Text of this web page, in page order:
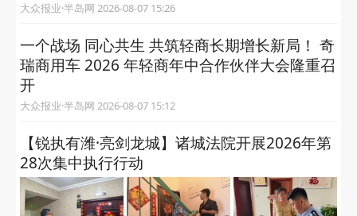
大众报业·半岛网 2026-08-07 15:26
一个战场 同心共生 共筑轻商长期增长新局！ 奇
瑞商用车 2026 年轻商年中合作伙伴大会隆重召
开
大众报业·半岛网 2026-08-07 15:12
【锐执有潍·亮剑龙城】诸城法院开展2026年第
28次集中执行行动